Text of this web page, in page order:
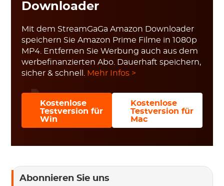
Downloader
Mit dem StreamGaGa Amazon Downloader
speichern Sie Amazon Prime Filme in 1080p
MP4. Entfernen Sie Werbung auch aus dem
werbefinanzierten Abo. Dauerhaft speichern,
sicher & schnell. Mehr Infos >
Kostenlose
Testversion für
Win
Kostenlose
Testversion für
Mac
Abonnieren Sie uns